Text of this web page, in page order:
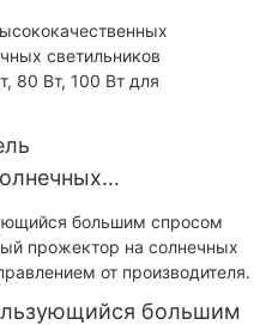
60 Вт, 80 Вт, 100 Вт
большим